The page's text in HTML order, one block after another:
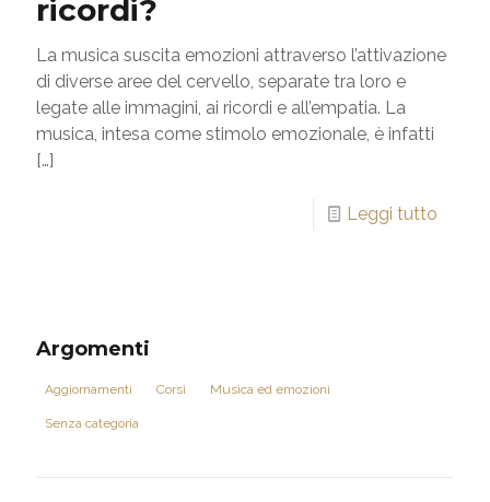
ricordi?
La musica suscita emozioni attraverso l’attivazione
di diverse aree del cervello, separate tra loro e
legate alle immagini, ai ricordi e all’empatia. La
musica, intesa come stimolo emozionale, è infatti
[…]
Leggi tutto
Argomenti
Aggiornamenti Corsi Musica ed emozioni
Senza categoria